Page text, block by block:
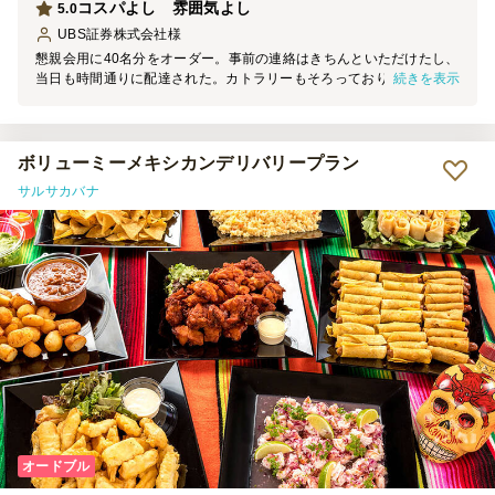
コスパよし 雰囲気よし
5.0
UBS証券株式会社様
懇親会用に40名分をオーダー。事前の連絡はきちんといただけたし、
当日も時間通りに配達された。カトラリーもそろっており、完璧。料
として十分な量でした。またお願いしたいと思います
続きを表示
ボリューミーメキシカンデリバリープラン
サルサカバナ
オードブル